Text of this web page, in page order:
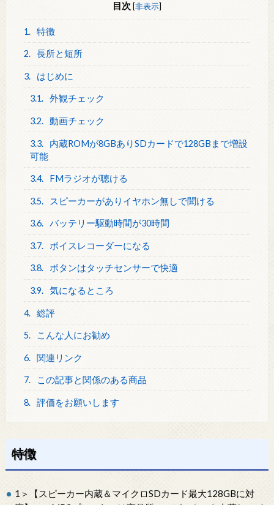
目次 [非表示]
1. 特徴
2. 長所と短所
3. はじめに
3.1. 外観チェック
3.2. 動画チェック
3.3.
内蔵ROMが8GBありSDカードで128GBまで増設
可能
3.4. FMラジオが聴ける
3.5. スピーカーがありイヤホン無しで聞ける
3.6. バッテリー駆動時間が30時間
3.7. ボイスレコーダーになる
3.8. ボタンはタッチセンサーで快適
3.9. 気になるところ
4. 総評
5. こんな人にお勧め
6. 関連リンク
7. この記事と関係のある商品
8. 評価をお願いします
特徴
1＞【スピーカー内蔵＆マイクロSDカード最大128GBに対